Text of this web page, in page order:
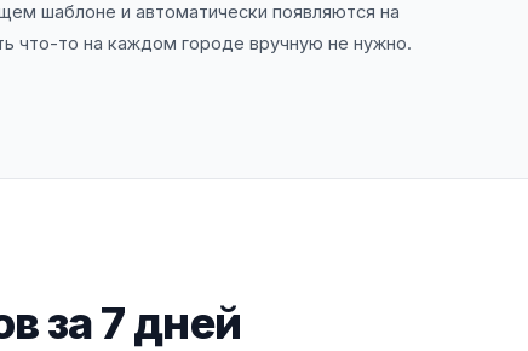
шаблоне и автоматически появляются на
что-то на каждом городе вручную не нужно.
за 7 дней